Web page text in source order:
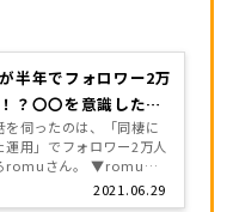
半年でフォロワー2万
？〇〇を意識した圧
別化とは
2021.06.29
を伺ったのは、「同棲に
運用」でフォロワー2万人
romuさん。 ▼romuさ
ウント（こちら） そんな
ウントが、「どのように